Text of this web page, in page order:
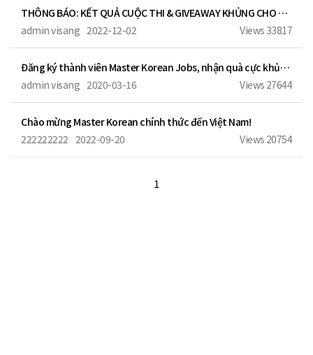
THÔNG BÁO: KẾT QUẢ CUỘC THI & GIVEAWAY KHỦNG CHO NGƯỜI TÌM VIỆC
admin visang 2022-12-02 Views 33817
Đăng ký thành viên Master Korean Jobs, nhận quà cực khủng!
admin visang 2020-03-16 Views 27644
Chào mừng Master Korean chính thức đến Việt Nam!
222222222 2022-09-20 Views 20754
1